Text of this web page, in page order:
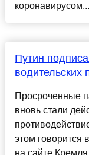
Путин
водительских
Просроченные
вновь стали
этом говорится